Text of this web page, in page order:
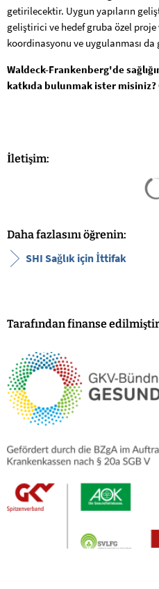
getirilecektir. Uygun yapıların
geliştirici ve hedef gruba özel
koordinasyonu ve uygulanması da
Waldeck-Frankenberg'de
katkıda bulunmak ister
İletişim:
Daha fazlasını öğrenin:
SHI Sağlık için İttifak
Tarafından finanse